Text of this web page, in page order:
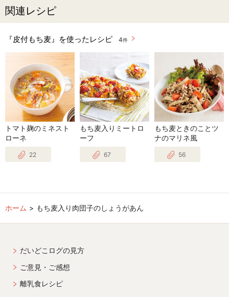
関連レシピ
『皮付もち麦』を使ったレシピ 4件
トマト麹のミネスト
ローネ
22
もち麦入りミートロ
ーフ
67
もち麦ときのことツ
ナのマリネ風
56
ホーム もち麦入り肉団子のしょうがあん
だいどこログの見方
ご意見・ご感想
離乳食レシピ